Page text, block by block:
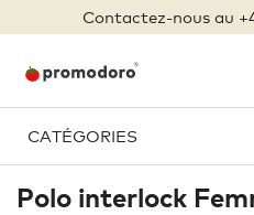
Contactez-nous au
CATÉGORIES
Polo interlock